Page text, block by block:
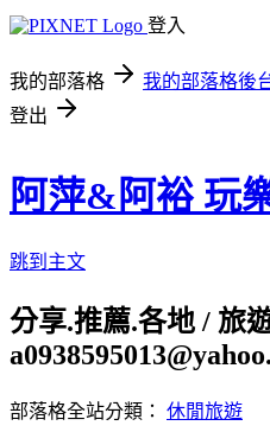
登入
我的部落格 我的部落格後
登出
阿萍&阿裕
跳到主文
分享.推薦.各地 / 旅
部落格全站分類： 休閒旅遊